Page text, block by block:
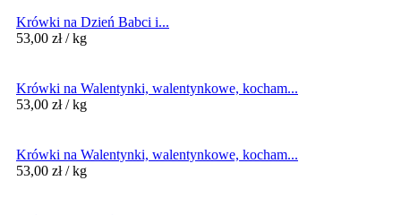
Krówki na Dzień Babci i...
53,00 zł / kg
Krówki na Walentynki, walentynkowe, kocham...
53,00 zł / kg
Krówki na Walentynki, walentynkowe, kocham...
53,00 zł / kg